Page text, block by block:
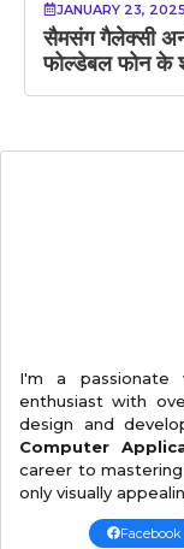
JANUARY 23, 2025
सैमसंग गैलेक्सी
फोल्डेबल फोन के
I'm a passionate
enthusiast with
design and
Computer
career to
only visually
Facebook